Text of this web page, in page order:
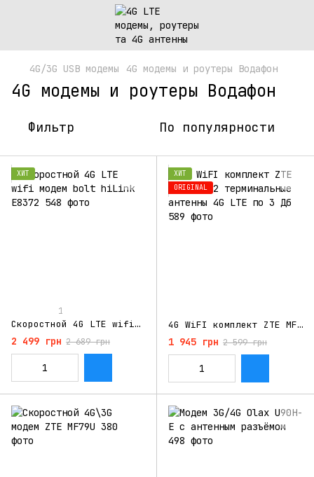
4G/3G USB модемы 4G модемы и роутеры Водафон
4G модемы и роутеры Водафон
Фильтр По популярности
ХИТ
1
Скоростной 4G LTE wifi модем bolt hiLink E8372
2 499 грн 2 689 грн
ХИТ
ORIGINAL
4G WiFI комплект ZTE MF79U + 2 терминальные антенны 4G LTE по 3 Дб
1 945 грн 2 599 грн